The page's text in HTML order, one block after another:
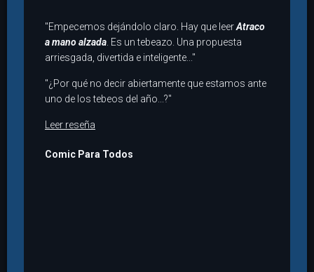
"Empecemos dejándolo claro. Hay que leerAtraco
a mano alzada . Es un tebeazo. Una propuesta
arriesgada, divertida e inteligente..."
"¿Por qué no decir abiertamente que estamos ante
uno de los tebeos del año...?"
Leer reseña
Comic Para Todos